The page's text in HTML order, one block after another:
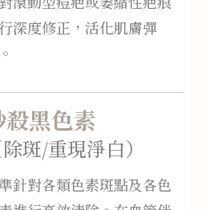
深度修正，活化肌膚彈
殺黑色素
除斑/重現淨白）
針對各類色素斑點及各色